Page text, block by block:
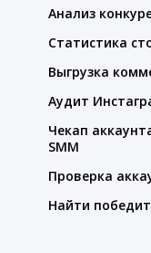
Анализ
Статистика
Выгрузка
Аудит
Чекап
SMM
Проверка
Найти